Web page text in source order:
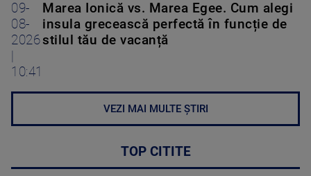
09-
08-
2026
10:41
Marea Ionică vs. Marea Egee. Cum alegi
insula grecească perfectă în funcție de
stilul tău de vacanță
VEZI MAI MULTE ȘTIRI
TOP CITITE